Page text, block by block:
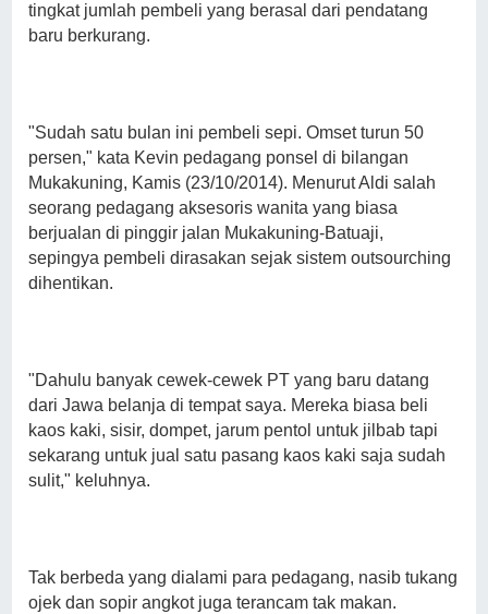
tingkat jumlah pembeli yang berasal dari pendatang
baru berkurang.
"Sudah satu bulan ini pembeli sepi. Omset turun 50
persen," kata Kevin pedagang ponsel di bilangan
Mukakuning, Kamis (23/10/2014). Menurut Aldi salah
seorang pedagang aksesoris wanita yang biasa
berjualan di pinggir jalan Mukakuning-Batuaji,
sepingya pembeli dirasakan sejak sistem outsourching
dihentikan.
"Dahulu banyak cewek-cewek PT yang baru datang
dari Jawa belanja di tempat saya. Mereka biasa beli
kaos kaki, sisir, dompet, jarum pentol untuk jilbab tapi
sekarang untuk jual satu pasang kaos kaki saja sudah
sulit," keluhnya.
Tak berbeda yang dialami para pedagang, nasib tukang
ojek dan sopir angkot juga terancam tak makan.